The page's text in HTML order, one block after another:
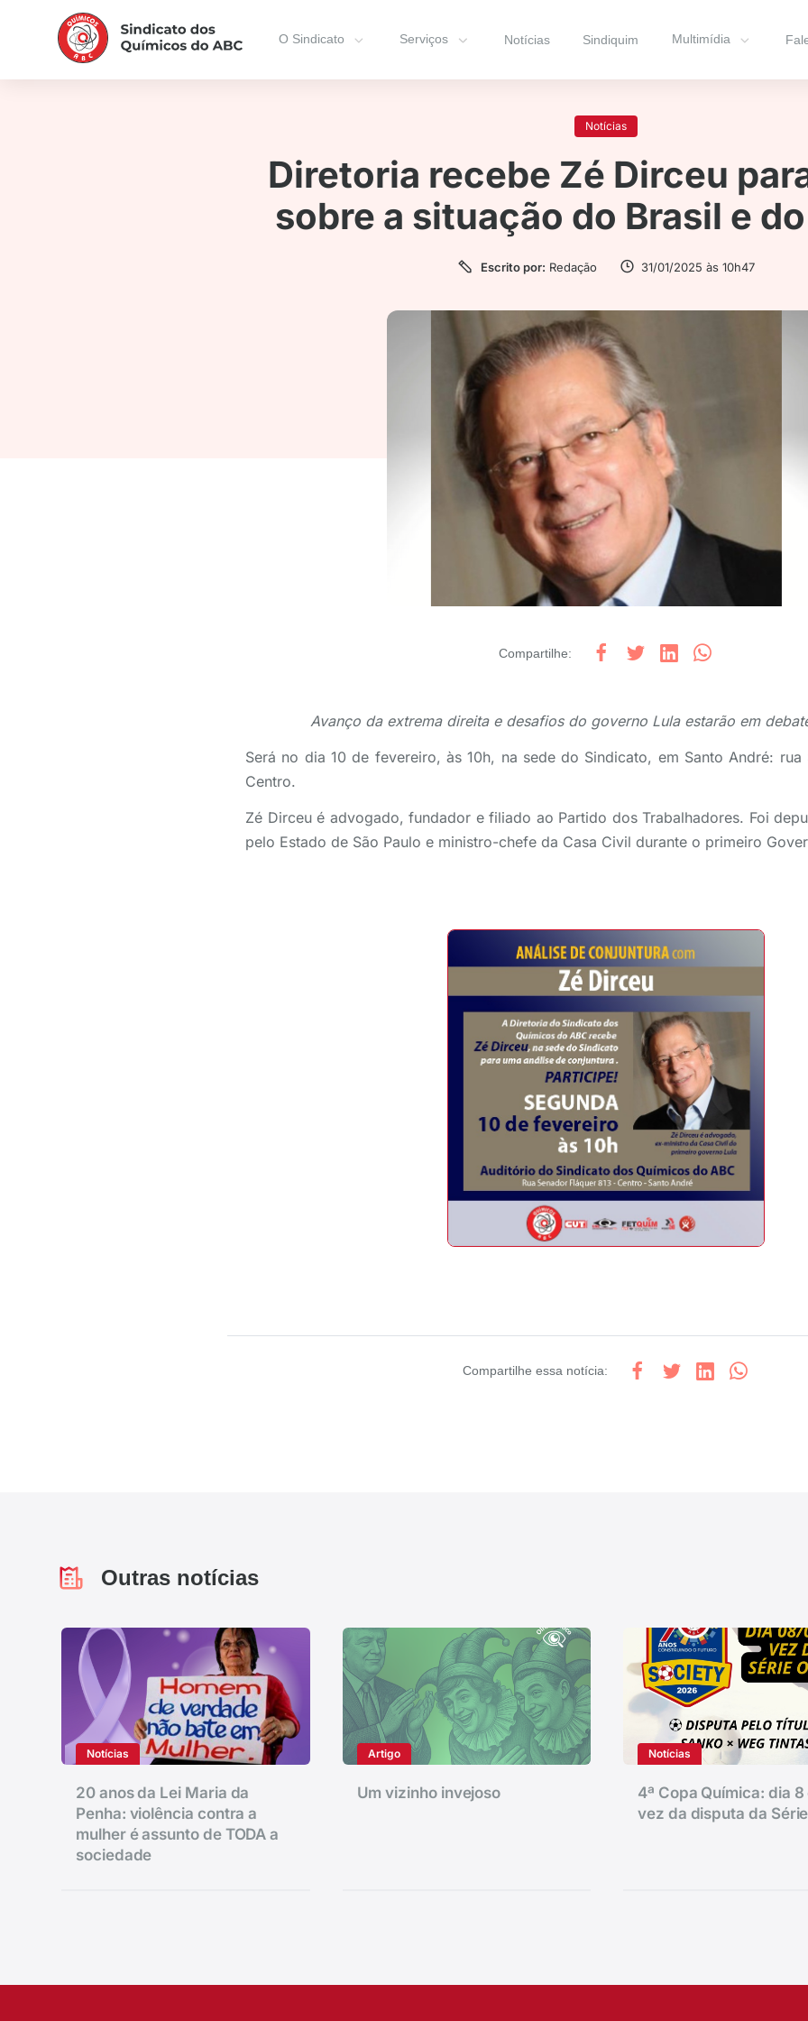
O Sindicato Serviços Notícias Sindiquim Multimídia
Notícias
Diretoria recebe Zé Dirceu
sobre a situação do Brasil e
Escrito por: Redação 31/01/2025 às 10h47
Compartilhe:
Avanço da extrema direita e desafios do governo Lula estarão em
Será no dia 10 de fevereiro, às 10h, na sede do Sindicato, em Santo André: rua
Centro.
Zé Dirceu é advogado, fundador e filiado ao Partido dos Trabalhadores. Foi
pelo Estado de São Paulo e ministro-chefe da Casa Civil durante o primeiro
Compartilhe essa notícia:
Outras notícias
Notícias
20 anos da Lei Maria da
Penha: violência contra a
mulher é assunto de TODA a
sociedade
Artigo
Um vizinho invejoso
Notícias
4ª Copa Química: dia 8
vez da disputa da